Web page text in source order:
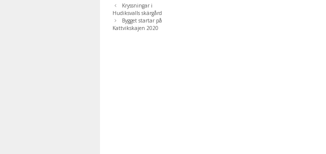
Kryssningar i
Hudiksvalls skärgård
Bygget startar på
Kattvikskajen 2020